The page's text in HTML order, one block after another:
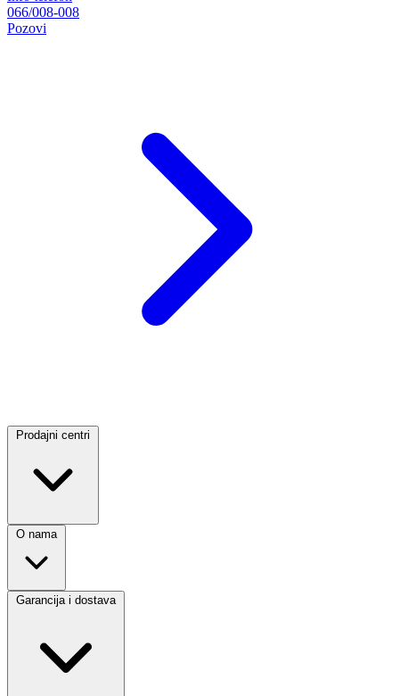
066/008-008
Pozovi
Prodajni centri
O nama
Garancija i dostava